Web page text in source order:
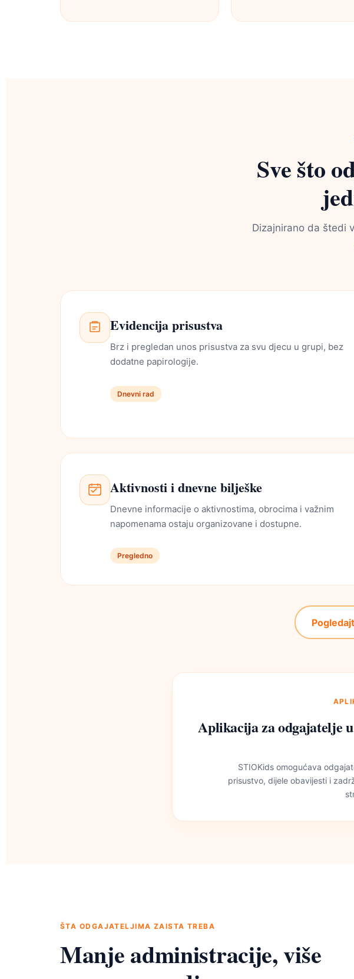
Sve što
Dizajnirano da štedi
Evidencija prisustva
Brz i pregledan unos prisustva za svu djecu u grupi, bez
dodatne papirologije.
Dnevni rad
Aktivnosti i dnevne bilješke
Dnevne informacije o aktivnostima, obrocima i važnim
napomenama ostaju organizovane i dostupne.
Pregledno
Aplikacija za odgajatelje
STIOKids omogućava
prisustvo, dijele obavijesti i
ŠTA ODGAJATELJIMA ZAISTA TREBA
Manje administracije, više